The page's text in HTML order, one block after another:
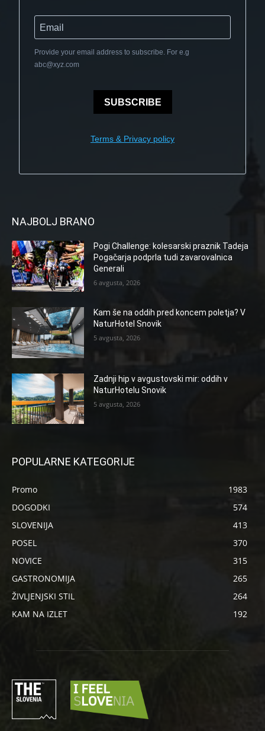
Provide your email address to subscribe. For e.g
abc@xyz.com
SUBSCRIBE
Terms & Privacy policy
NAJBOLJ BRANO
Pogi Challenge: kolesarski praznik Tadeja
Pogačarja podprla tudi zavarovalnica
Generali
6 avgusta, 2026
Kam še na oddih pred koncem poletja? V
NaturHotel Snovik
5 avgusta, 2026
Zadnji hip v avgustovski mir: oddih v
NaturHotelu Snovik
5 avgusta, 2026
POPULARNE KATEGORIJE
Promo
1983
DOGODKI
574
SLOVENIJA
413
POSEL
370
NOVICE
315
GASTRONOMIJA
265
ŽIVLJENJSKI STIL
264
KAM NA IZLET
192